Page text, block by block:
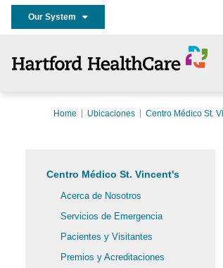
Our System
Home Ubicaciones Centro Médico St.
Centro Médico St. Vincent's
Acerca de Nosotros
Servicios de Emergencia
Pacientes y Visitantes
Premios y Acreditaciones